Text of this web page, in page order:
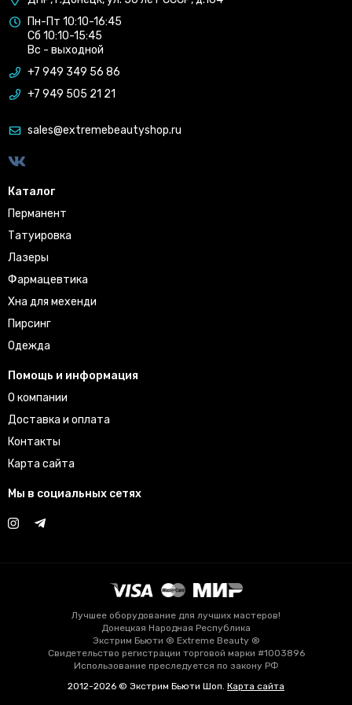
Пн-Пт 10:10-16:45
Сб 10:10-15:45
Вс - выходной
+7 949 349 56 86
+7 949 505 21 21
sales@extremebeautyshop.ru
Каталог
Перманент
Татуировка
Лазеры
Фармацевтика
Хна для мехенди
Пирсинг
Одежда
Помощь и информация
О компании
Доставка и оплата
Контакты
Карта сайта
Мы в социальных сетях
Лучшее оборудование для лучших мастеров!
Донецкая Народная Республика
Экстрим Бьюти ® Extreme Beauty ®
Свидетельство регистрации торговой марки #1003896
Использование преследуется по закону РФ
2012-2026 © Экстрим Бьюти Шоп. Карта сайта